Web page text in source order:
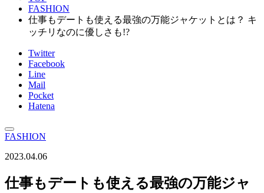
FASHION
仕事もデートも使える最強の万能ジャケットとは？ キ
ッチリなのに優しさも!?
Twitter
Facebook
Line
Mail
Pocket
Hatena
FASHION
2023.04.06
仕事もデートも使える最強の万能ジャ